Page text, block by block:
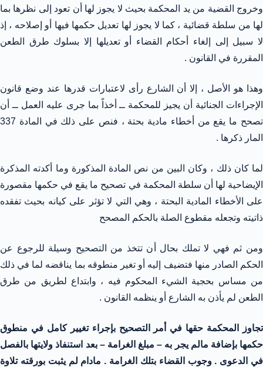
وخروج القضية من يد المحكمة بحيث لا يجوز لها أن تعود إلى نظرها بما
لها من سلطة قضائية ، كما لا يجوز لها تعديل حكمها فيها أو إصلاحه ، إذ
لا سبيل إلى إلغاء أحكام القضاء أو تعديلها إلا بسلوك طرق الطعن
المقررة في القانون .
وهذا هو الأصل ، إلا أن الشارع رأى لاعتبارات قدرها عند وضع قانون
الإجراءات الجنائية أن يجيز للمحكمة ــ أخذاً بما جرى عليه العمل ــ أن
تصحح ما يقع من أخطاء مادية بحتة ، فنص على ذلك في المادة 337
المار ذكرها .
لما كان ذلك ، وكان البين من نص المادة المذكورة وما أكدته المذكرة
الإيضاحية لها أن سلطة المحكمة في تصحيح ما يقع في حكمها مقصورة
على الأخطاء المادية البحتة ، وهي التي لا تؤثر على كيانه بحيث تفقده
ذاتيته وتجعله مقطوع الصلة بالحكم المصحح
ومن ثم فهي لا تملك بحال أن تتخذ من التصحيح وسيلة للرجوع عن
الحكم الصادر منها فتضيف إليه أو تغير منطوقه بما يناقضه لما في ذلك
من مساس بحجية الشيء المحكوم فيه ، وابتداع لطريق من طرق
الطعن لم يأذن به الشارع أو ينظمه القانون .
تجاوز المحكمة حقها في أمر التصحيح بإجراء تغيير كامل في منطوق
حكمها بإضافة مالم يجر به – مبلغ الغرامة – بعد استنفاذ ولايتها بالفصل
في الدعوى . وجوب القضاء بتلك الغرامة . مادام لم يثبت بورقته تلاوة